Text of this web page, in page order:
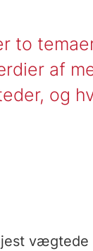
to
af
og